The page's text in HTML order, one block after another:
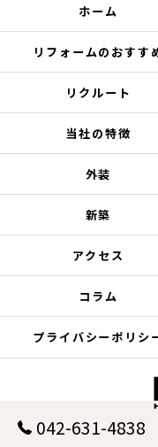
042-631-4838
ホーム
リフォームのおすす
リクルート
当社の特徴
外装
新築
アクセス
コラム
プライバシーポリシ
© 2026 東京都八王子のリフォ